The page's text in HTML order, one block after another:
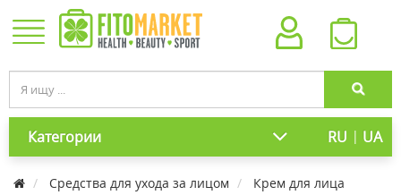
Категории RU | UA
Средства для ухода за лицом Крем для лица